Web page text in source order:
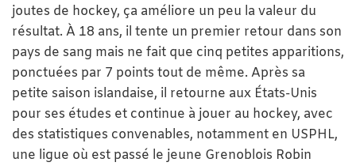
joutes de hockey, ça améliore un peu la valeur du
résultat. À 18 ans, il tente un premier retour dans son
pays de sang mais ne fait que cinq petites apparitions,
ponctuées par 7 points tout de même. Après sa
petite saison islandaise, il retourne aux États-Unis
pour ses études et continue à jouer au hockey, avec
des statistiques convenables, notamment en USPHL,
une ligue où est passé le jeune Grenoblois Robin